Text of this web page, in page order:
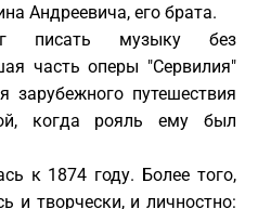
Андреевича, его брата.
писать музыку без
часть оперы "Сервилия"
путешествия
когда рояль ему был
к 1874 году. Более того,
и творчески, и личностно: